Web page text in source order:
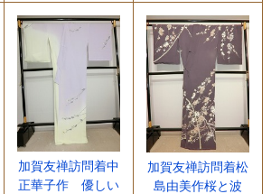
加賀友禅訪問着中
正華子作 優しい
加賀友禅訪問着松
島由美作桜と波